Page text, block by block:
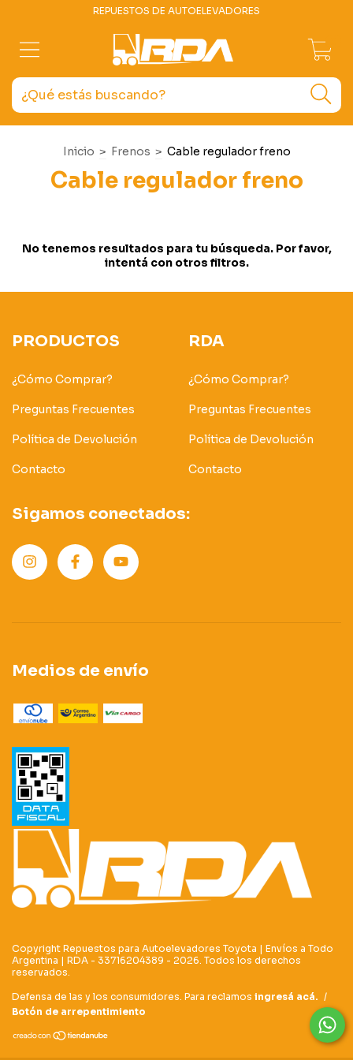
REPUESTOS DE AUTOELEVADORES
Inicio > Frenos > Cable regulador freno
Cable regulador freno
No tenemos resultados para tu búsqueda. Por favor,
intentá con otros filtros.
PRODUCTOS
¿Cómo Comprar?
Preguntas Frecuentes
Política de Devolución
Contacto
RDA
¿Cómo Comprar?
Preguntas Frecuentes
Política de Devolución
Contacto
Sigamos conectados:
Medios de envío
Copyright Repuestos para Autoelevadores Toyota | Envíos a Todo
Argentina | RDA - 33716204389 - 2026. Todos los derechos
reservados.
Defensa de las y los consumidores. Para reclamos ingresá acá. /
Botón de arrepentimiento